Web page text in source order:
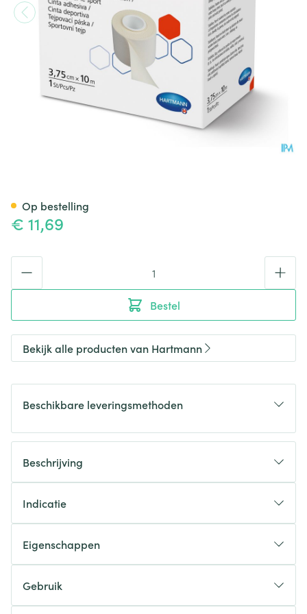
€ 11,69
Bestel
Op bestelling
Bekijk alle producten van Hartmann
Beschikbare leveringsmethoden
Beschrijving
Indicatie
Eigenschappen
Gebruik